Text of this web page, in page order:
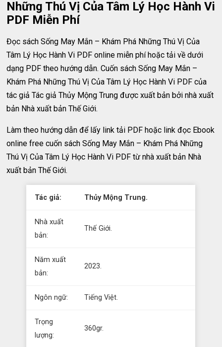
Những Thú Vị Của Tâm Lý Học Hành Vi
PDF Miễn Phí
Đọc sách Sống May Mắn – Khám Phá Những Thú Vị Của
Tâm Lý Học Hành Vi PDF online miễn phí hoặc tải về dưới
dạng PDF theo hướng dẫn. Cuốn sách Sống May Mắn –
Khám Phá Những Thú Vị Của Tâm Lý Học Hành Vi PDF của
tác giả Tác giả Thủy Mộng Trung được xuất bản bởi nhà xuất
bản Nhà xuất bản Thế Giới.
Làm theo hướng dẫn để lấy link tải PDF hoặc link đọc Ebook
online free cuốn sách Sống May Mắn – Khám Phá Những
Thú Vị Của Tâm Lý Học Hành Vi PDF từ nhà xuất bản Nhà
xuất bản Thế Giới.
Tác giả: Thủy Mộng Trung.
Nhà xuất
bản:
Thế Giới.
Năm xuất
bản:
2023.
Ngôn ngữ: Tiếng Việt.
Trọng
lượng:
360gr.